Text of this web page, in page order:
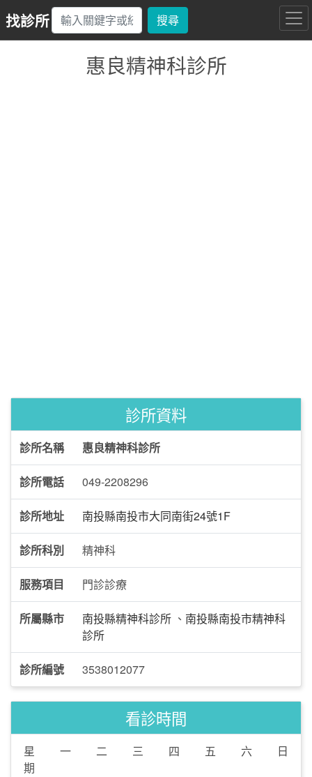
找診所 搜尋
惠良精神科診所
診所資料
診所名稱 惠良精神科診所
診所電話 049-2208296
診所地址 南投縣南投市大同南街24號1F
診所科別 精神科
服務項目 門診診療
所屬縣市 南投縣精神科診所 、 南投縣南投市精神科
診所
診所編號 3538012077
看診時間
星
期
一 二 三 四 五 六 日